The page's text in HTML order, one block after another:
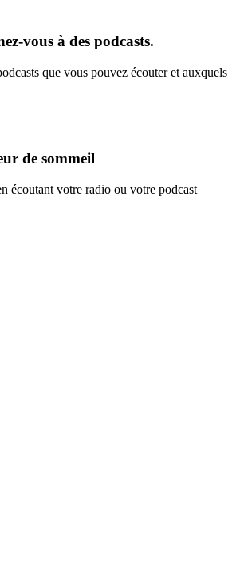
vous à des podcasts.
que vous pouvez écouter et auxquels
de sommeil
écoutant votre radio ou votre podcast